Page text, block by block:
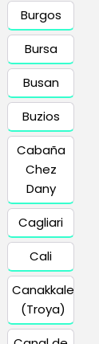
Burgos
Bursa
Busan
Buzios
Cabaña
Chez
Dany
Cagliari
Cali
Canakkale
(Troya)